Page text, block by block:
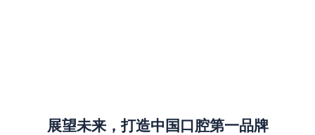
展望未来，打造中国口腔第一品牌